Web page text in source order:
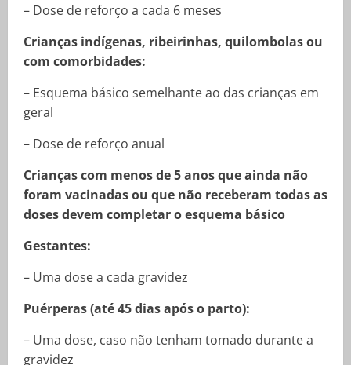
– Dose de reforço a cada 6 meses
Crianças indígenas, ribeirinhas, quilombolas ou
com comorbidades:
– Esquema básico semelhante ao das crianças em
geral
– Dose de reforço anual
Crianças com menos de 5 anos que ainda não
foram vacinadas ou que não receberam todas as
doses devem completar o esquema básico
Gestantes:
– Uma dose a cada gravidez
Puérperas (até 45 dias após o parto):
– Uma dose, caso não tenham tomado durante a
gravidez